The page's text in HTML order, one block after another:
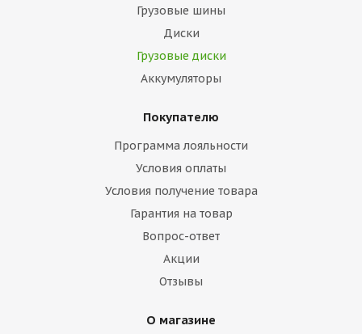
Грузовые шины
Диски
Грузовые диски
Аккумуляторы
Покупателю
Программа лояльности
Условия оплаты
Условия получение товара
Гарантия на товар
Вопрос-ответ
Акции
Отзывы
О магазине